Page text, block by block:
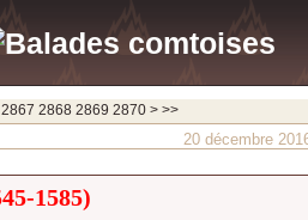
2867 2868 2869 2870 2880
2890
2900
3000
3100
3200
3300
3400
3500
3600
3700
> >>
20 décembre
1585)